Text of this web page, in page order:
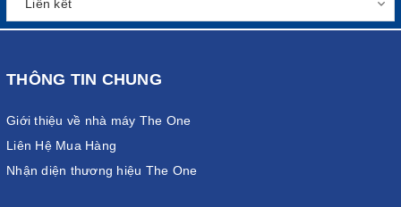
THÔNG TIN CHUNG
Giới thiệu về nhà máy The One
Liên Hệ Mua Hàng
Nhận diện thương hiệu The One